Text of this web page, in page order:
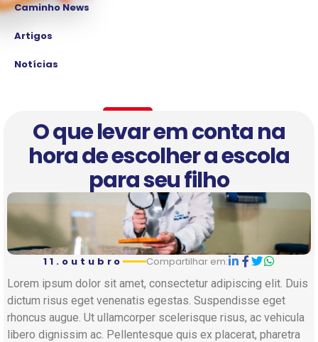
Caminho News
Artigos
Notícias
O que levar em conta na
hora de escolher a escola
para seu filho
11.outubro
Compartilhar em:
Lorem ipsum dolor sit amet, consectetur adipiscing elit. Duis
dictum risus eget venenatis egestas. Suspendisse eget
rhoncus augue. Ut ullamcorper scelerisque risus, ac vehicula
libero dignissim ac. Pellentesque quis ex placerat, pharetra